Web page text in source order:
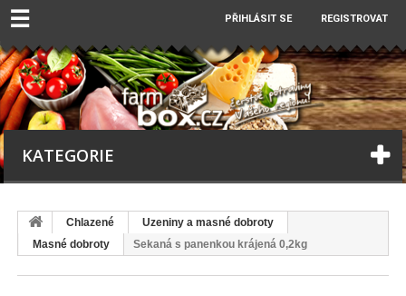
☰ PŘIHLÁSIT SE REGISTROVAT
KATEGORIE
Chlazené
Uzeniny a masné dobroty
Masné dobroty
Sekaná s panenkou krájená 0,2kg